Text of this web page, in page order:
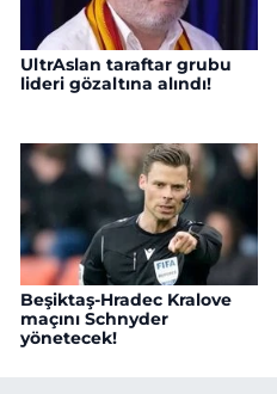
UltrAslan taraftar grubu
lideri gözaltına alındı!
Beşiktaş-Hradec Kralove
maçını Schnyder
yönetecek!